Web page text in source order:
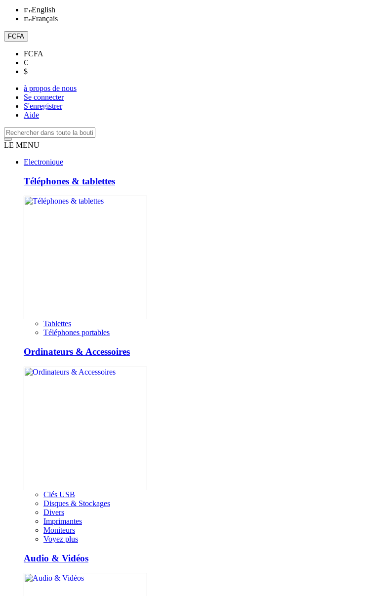
English
Français
FCFA
FCFA
€
$
à propos de nous
Se connecter
S'enregistrer
Aide
LE MENU
Electronique
Téléphones & tablettes
Tablettes
Téléphones portables
Ordinateurs & Accessoires
Clés USB
Disques & Stockages
Divers
Imprimantes
Moniteurs
Voyez plus
Audio & Vidéos